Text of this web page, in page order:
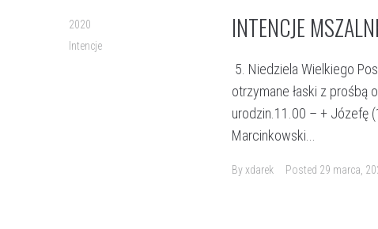
2020
Intencje
INTENCJE
5. Niedziela Wielkiego
otrzymane łaski z prośbą
urodzin.11.00 – + Józefę
Marcinkowski...
By xdarek Posted 29 marca,